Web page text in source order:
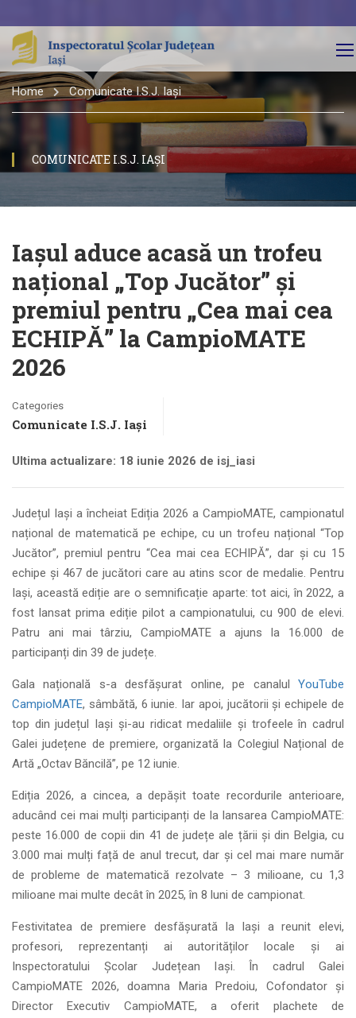
Home Comunicate I.S.J. Iași
COMUNICATE I.S.J. IAȘI
Iașul aduce acasă un trofeu
național „Top Jucător” și
premiul pentru „Cea mai cea
ECHIPĂ” la CampioMATE
2026
Categories
Comunicate I.S.J. Iași
Ultima actualizare: 18 iunie 2026 de isj_iasi
Județul Iași a încheiat Ediția 2026 a CampioMATE, campionatul
național de matematică pe echipe, cu un trofeu național “Top
Jucător”, premiul pentru “Cea mai cea ECHIPĂ”, dar și cu 15
echipe și 467 de jucători care au atins scor de medalie. Pentru
Iași, această ediție are o semnificație aparte: tot aici, în 2022, a
fost lansat prima ediție pilot a campionatului, cu 900 de elevi.
Patru ani mai târziu, CampioMATE a ajuns la 16.000 de
participanți din 39 de județe.
Gala națională s-a desfășurat online, pe canalul YouTube
CampioMATE, sâmbătă, 6 iunie. Iar apoi, jucătorii și echipele de
top din județul Iași și-au ridicat medaliile și trofeele în cadrul
Galei județene de premiere, organizată la Colegiul Național de
Artă „Octav Băncilă”, pe 12 iunie.
Ediția 2026, a cincea, a depășit toate recordurile anterioare,
aducând cei mai mulți participanți de la lansarea CampioMATE:
peste 16.000 de copii din 41 de județe ale țării și din Belgia, cu
3.000 mai mulți față de anul trecut, dar și cel mai mare număr
de probleme de matematică rezolvate – 3 milioane, cu 1,3
milioane mai multe decât în 2025, în 8 luni de campionat.
Festivitatea de premiere desfășurată la Iași a reunit elevi,
profesori, reprezentanți ai autorităților locale și ai
Inspectoratului Școlar Județean Iași. În cadrul Galei
CampioMATE 2026, doamna Maria Predoiu, Cofondator și
Director Executiv CampioMATE, a oferit plachete de